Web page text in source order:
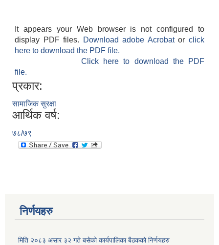
It appears your Web browser is not configured to
display PDF files.
Download adobe Acrobatorclick
here to download the PDF file.
Click here to download the PDF
file.
प्रकार:
सामाजिक सुरक्षा
आर्थिक वर्ष:
७८/७९
निर्णयहरु
मिति २०८३ असार ३२ गते बसेको कार्यपालिका बैठकको निर्णयहरु